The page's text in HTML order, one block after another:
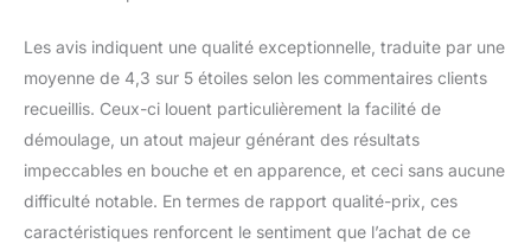
Les avis indiquent une qualité exceptionnelle, traduite par une
moyenne de 4,3 sur 5 étoiles selon les commentaires clients
recueillis. Ceux-ci louent particulièrement la facilité de
démoulage, un atout majeur générant des résultats
impeccables en bouche et en apparence, et ceci sans aucune
difficulté notable. En termes de rapport qualité-prix, ces
caractéristiques renforcent le sentiment que l’achat de ce